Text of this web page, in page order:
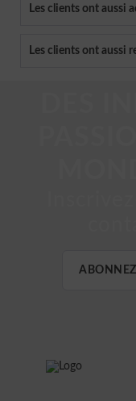
Les clients ont aussi
Les clients ont aussi